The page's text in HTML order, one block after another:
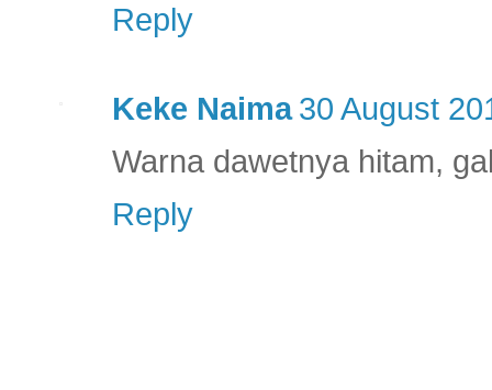
Reply
Keke Naima 30 August
Warna dawetnya hitam,
Reply